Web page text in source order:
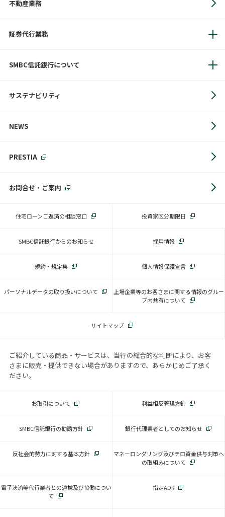
不動産業務
証券代行業務
SMBC信託銀行について
サステナビリティ
NEWS
PRESTIA
お問合せ・ご案内
住宅ローンご返済の相談窓口 投資家区分期限日
SMBC信託銀行からのお知らせ 採用情報
規約・規定集 個人情報保護宣言
パーソナルデータの取り扱いについて
上場企業等のお客さまに関する情報のグルー
プ内共有について
サイトマップ
ご紹介している商品・サービスは、当行の総合的な判断により、お客
さまに販売・提供できない場合がありますので、あらかじめご了承く
ださい。
お取引について 利益相反管理方針
SMBC信託銀行の勧誘方針 銀行代理業者としてのお知らせ
反社会的勢力に対する基本方針
マネーロンダリング及びテロ資金供与対策へ
の取組みについて
電子決済等代行業者との連携及び協働につい
て
指定ADR